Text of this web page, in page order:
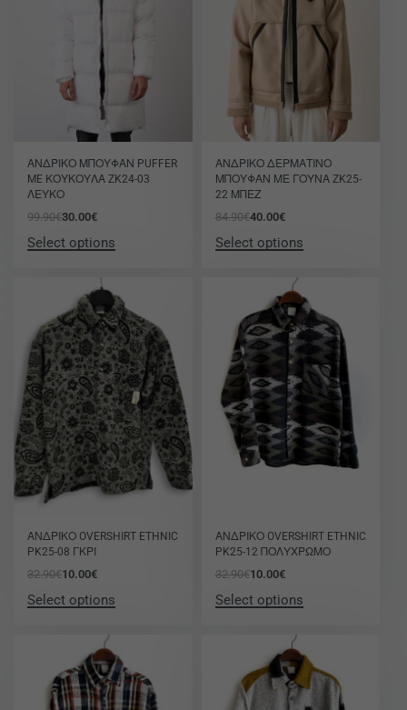
ΑΝΔΡΙΚΟ ΜΠΟΥΦΑΝ PUFFER
ME ΚΟΥΚΟΥΛΑ ZK24-03
ΛΕΥΚΟ
99.90€30.00€
Select options
ΑΝΔΡΙΚΟ ΔΕΡΜΑΤΙΝΟ
ΜΠΟΥΦΑΝ ΜΕ ΓΟΥΝΑ ZK25-
22 ΜΠΕΖ
84.90€40.00€
Select options
ΑΝΔΡΙΚΟ OVERSHIRT ETHNIC
PK25-08 ΓΚΡΙ
32.90€10.00€
Select options
ΑΝΔΡΙΚΟ OVERSHIRT ETHNIC
PK25-12 ΠΟΛΥΧΡΩΜΟ
32.90€10.00€
Select options